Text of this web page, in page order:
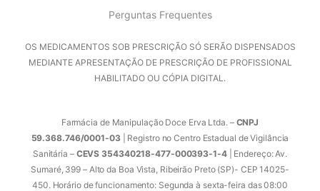
Perguntas Frequentes
OS MEDICAMENTOS SOB PRESCRIÇÃO SÓ SERÃO DISPENSADOS
MEDIANTE APRESENTAÇÃO DE PRESCRIÇÃO DE PROFISSIONAL
HABILITADO OU CÓPIA DIGITAL.
Farmácia de Manipulação Doce Erva Ltda. – CNPJ
59.368.746/0001-03| Registro no Centro Estadual de Vigilância
Sanitária –CEVS 354340218-477-000393-1-4| Endereço: Av.
Sumaré, 399 – Alto da Boa Vista, Ribeirão Preto (SP)- CEP 14025-
450. Horário de funcionamento: Segunda à sexta-feira das 08:00